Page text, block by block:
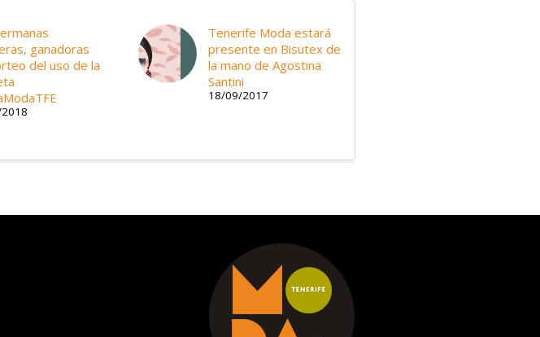
ganadoras
del uso de la
Tenerife Moda estará
presente en Bisutex de
la mano de Agostina
Santini
18/09/2017